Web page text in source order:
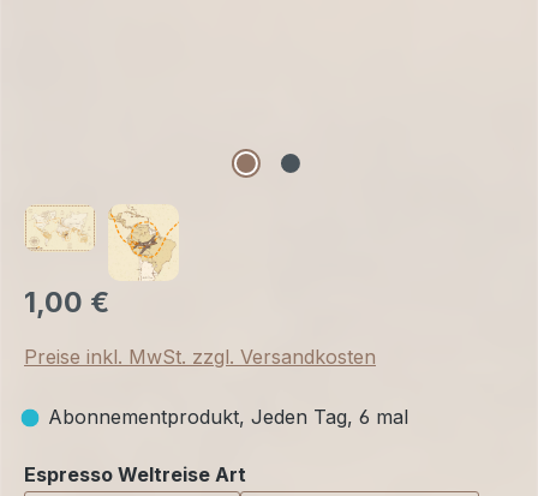
1,00 €
Preise inkl. MwSt. zzgl. Versandkosten
Abonnementprodukt, Jeden Tag, 6 mal
Espresso Weltreise Art